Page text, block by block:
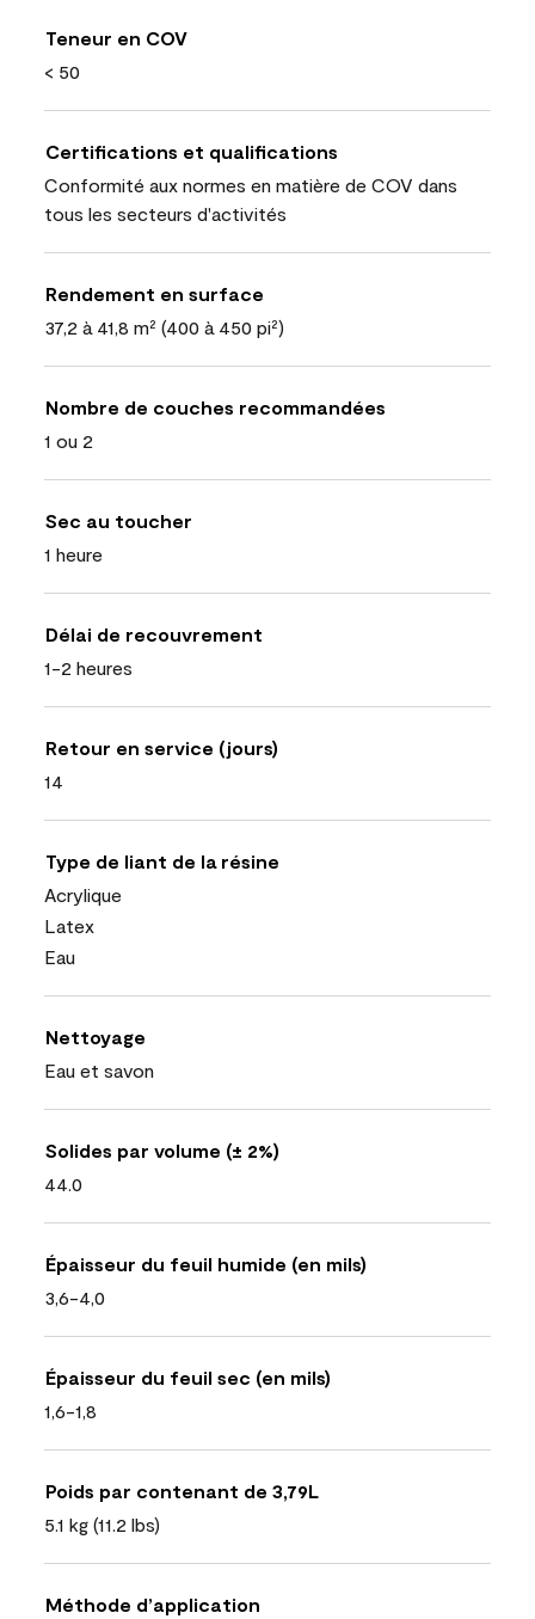
Teneur en COV
< 50
Certifications et qualifications
Conformité aux normes en matière de COV dans
tous les secteurs d'activités
Rendement en surface
37,2 à 41,8 m² (400 à 450 pi²)
Nombre de couches recommandées
1 ou 2
Sec au toucher
1 heure
Délai de recouvrement
1-2 heures
Retour en service (jours)
14
Type de liant de la résine
Acrylique
Latex
Eau
Nettoyage
Eau et savon
Solides par volume (± 2%)
44.0
Épaisseur du feuil humide (en mils)
3,6-4,0
Épaisseur du feuil sec (en mils)
1,6-1,8
Poids par contenant de 3,79L
5.1 kg (11.2 lbs)
Méthode d’application